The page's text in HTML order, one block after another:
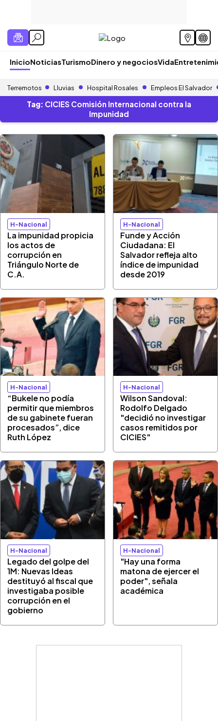
InicioNoticiasTurismoDinero y negociosVida
Terremotos Lluvias Hospital Rosales Empleos El Salvador
Tag: CICIES Comisión Internacional contra la
Impunidad
H-Nacional
La impunidad propicia
los actos de
corrupción en
Triángulo Norte de
C.A.
H-Nacional
Funde y Acción
Ciudadana: El
Salvador refleja alto
índice de impunidad
desde 2019
H-Nacional
“Bukele no podía
permitir que miembros
de su gabinete fueran
procesados”, dice
Ruth López
H-Nacional
Wilson Sandoval:
Rodolfo Delgado
"decidió no investigar
casos remitidos por
CICIES"
H-Nacional
Legado del golpe del
1M: Nuevas Ideas
destituyó al fiscal que
investigaba posible
corrupción en el
gobierno
H-Nacional
"Hay una forma
matona de ejercer el
poder", señala
académica